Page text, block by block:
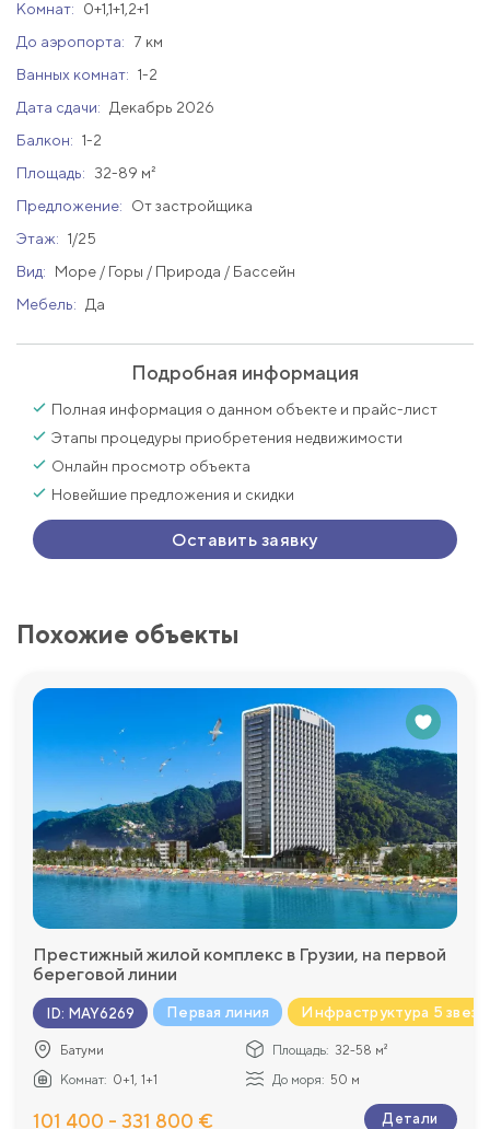
Комнат:
0+1,1+1,2+1
До аэропорта:
7 км
Ванных комнат: 1-2
Дата сдачи:
Декабрь 2026
Балкон: 1-2
Площадь:
32-89 м²
Предложение:
От застройщика
Этаж: 1/25
Вид:
Море / Горы / Природа / Бассейн
Мебель:
Да
Подробная информация
Полная информация о данном объекте и прайс-лист
Этапы процедуры приобретения недвижимости
Онлайн просмотр объекта
Новейшие предложения и скидки
Оставить заявку
Похожие объекты
Престижный жилой комплекс в Грузии, на первой
береговой линии
ID: MAY6269 Первая линия Инфраструктура 5 звезд
Батуми Площадь: 32-58 м²
Комнат: 0+1, 1+1 До моря: 50 м
101 400 - 331 800 € Детали